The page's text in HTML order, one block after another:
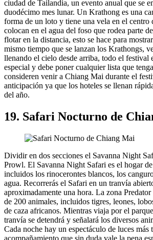
ciudad de Tailandia, un evento anual que se
duodécimo mes lunar. Un Krathong es una
forma de un loto y tiene una vela en el centro
colocan en el agua del foso que rodea parte
flotar en la distancia, esto se hace para
mismo tiempo que se lanzan los Krathongs,
llenando el cielo desde arriba, todo el festival
especial y debe poner cualquier lista que
consideren venir a Chiang Mai durante el
anticipación ya que los hoteles se llenan
del año.
19. Safari Nocturno de
Dividir en dos secciones el Savanna Night
Prowl. El Savanna Night Safari es el hogar
incluidos los rinocerontes blancos, los
agua. Recorrerás el Safari en un tranvía
aproximadamente una hora. La zona
de 200 animales, incluidos tigres, leones,
de caza africanos. Mientras viaja por el
tranvía se detendrá y señalará los diversos
Cada noche hay un espectáculo de luces más
acompañamiento que sin duda vale la pena